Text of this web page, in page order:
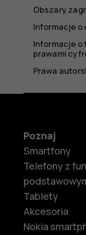
Obszary
Informacje o
Informacje o
prawami
Prawa
Poznaj
Smartfony
Telefony z
Tablety
Akcesoria
Nokia